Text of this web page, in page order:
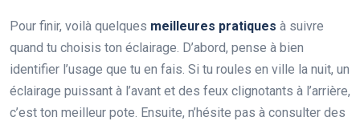
Pour finir, voilà quelques meilleures pratiques à suivre
quand tu choisis ton éclairage. D’abord, pense à bien
identifier l’usage que tu en fais. Si tu roules en ville la nuit, un
éclairage puissant à l’avant et des feux clignotants à l’arrière,
c’est ton meilleur pote. Ensuite, n’hésite pas à consulter des